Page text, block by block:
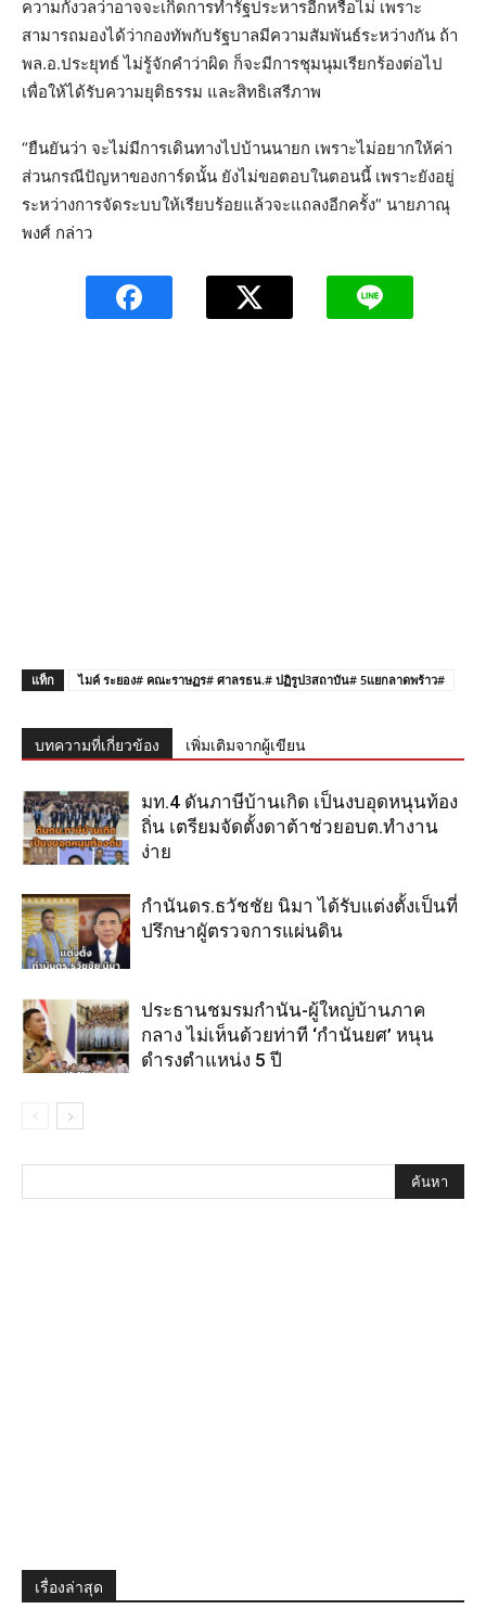
ความกังวลว่าอาจจะเกิดการทำรัฐประหารอีกหรือไม่ เพราะ
สามารถมองได้ว่ากองทัพกับรัฐบาลมีความสัมพันธ์ระหว่างกัน ถ้า
พล.อ.ประยุทธ์ ไม่รู้จักคำว่าผิด ก็จะมีการชุมนุมเรียกร้องต่อไป
เพื่อให้ได้รับความยุติธรรม และสิทธิเสรีภาพ
“ยืนยันว่า จะไม่มีการเดินทางไปบ้านนายก เพราะไม่อยากให้ค่า
ส่วนกรณีปัญหาของการ์ดนั้น ยังไม่ขอตอบในตอนนี้ เพราะยังอยู่
ระหว่างการจัดระบบให้เรียบร้อยแล้วจะแถลงอีกครั้ง” นายภาณุ
พงศ์ กล่าว
แท็ก ไมค์ ระยอง# คณะราษฏร# ศาลรธน.# ปฏิรูป3สถาบัน# 5แยกลาดพร้าว#
บทความที่เกี่ยวข้อง เพิ่มเติมจากผู้เขียน
มท.4 ดันภาษีบ้านเกิด เป็นงบอุดหนุนท้อง
ถิ่น เตรียมจัดตั้งดาต้าช่วยอบต.ทำงาน
ง่าย
กำนันดร.ธวัชชัย นิมา ได้รับแต่งตั้งเป็นที่
ปรึกษาผูัตรวจการแผ่นดิน
ประธานชมรมกำนัน-ผู้ใหญ่บ้านภาค
กลาง ไม่เห็นด้วยท่าที ‘กำนันยศ’ หนุน
ดำรงตำแหน่ง 5 ปี
เรื่องล่าสุด